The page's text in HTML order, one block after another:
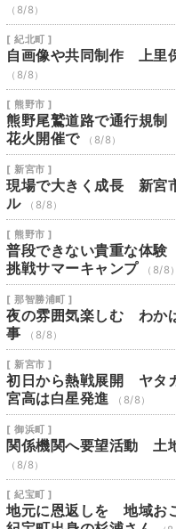
（8/8）
[ 紀北町 ]
自画像や共同制作 上里
（8/8）
[ 熊野市 ]
熊野尾鷲道路で通行規
花火開催で
（8/8）
[ 新宮市 ]
現場で大きく成長 新宮
ル
（8/8）
[ 熊野市 ]
普段できない貴重な体
挑戦サマーキャンプ
（8/8）
[ 那智勝浦町 ]
夜の雰囲気楽しむ わか
事
（8/8）
[ 新宮市 ]
初日から熱戦展開 ヤタ
宮高は白星発進
（8/8）
[ 御浜町 ]
関係機関へ要望活動 土
（8/8）
[ 紀宝町 ]
地元に恩返しを 地域お